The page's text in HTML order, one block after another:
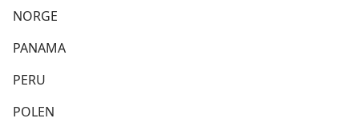
NORGE
PANAMA
PERU
POLEN